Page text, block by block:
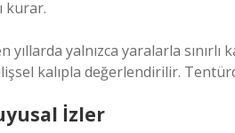
kurar.
yıllarda yalnızca yaralarla
kalıpla değerlendirilir.
İzler